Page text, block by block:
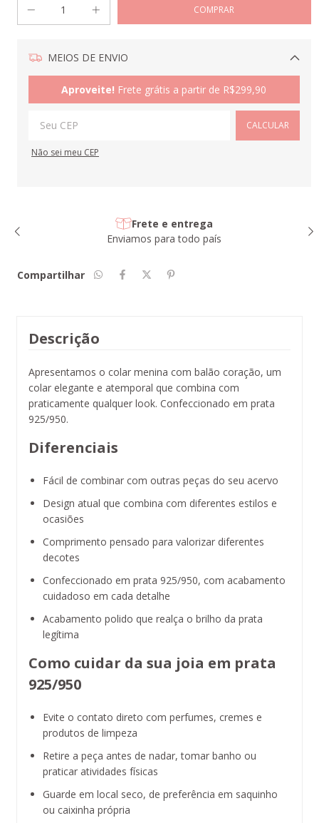
MEIOS DE ENVIO
Aproveite! Frete grátis a partir de R$299,90
CALCULAR
Não sei meu CEP
Frete e entrega
Enviamos para todo país
Compartilhar
Descrição
Apresentamos o colar menina com balão coração, um
colar elegante e atemporal que combina com
praticamente qualquer look. Confeccionado em prata
925/950.
Diferenciais
Fácil de combinar com outras peças do seu acervo
Design atual que combina com diferentes estilos e
ocasiões
Comprimento pensado para valorizar diferentes
decotes
Confeccionado em prata 925/950, com acabamento
cuidadoso em cada detalhe
Acabamento polido que realça o brilho da prata
legítima
Como cuidar da sua joia em prata
925/950
Evite o contato direto com perfumes, cremes e
produtos de limpeza
Retire a peça antes de nadar, tomar banho ou
praticar atividades físicas
Guarde em local seco, de preferência em saquinho
ou caixinha própria